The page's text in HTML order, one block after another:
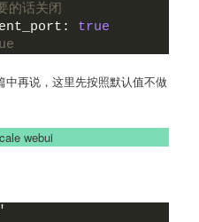
的话关闭
true
再说，这里先按照默认值不做
webui